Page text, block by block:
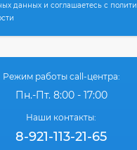
данных и соглашаетесь с
Режим работы call-центра:
Пн.-Пт. 8:00 - 17:00
Наши контакты:
8-921-113-21-65